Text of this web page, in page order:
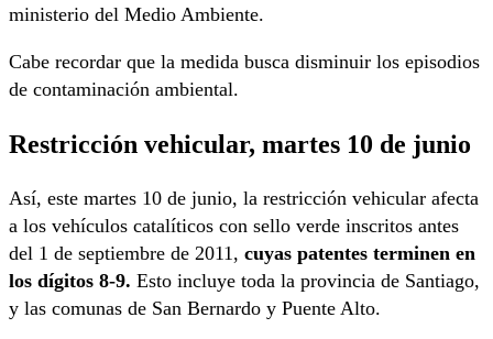
ministerio del Medio Ambiente.
Cabe recordar que la medida busca disminuir los episodios
de contaminación ambiental.
Restricción vehicular, martes 10 de junio
Así, este martes 10 de junio, la restricción vehicular afecta
a los vehículos catalíticos con sello verde inscritos antes
del 1 de septiembre de 2011, cuyas patentes terminen en
los dígitos 8-9. Esto incluye toda la provincia de Santiago,
y las comunas de San Bernardo y Puente Alto.